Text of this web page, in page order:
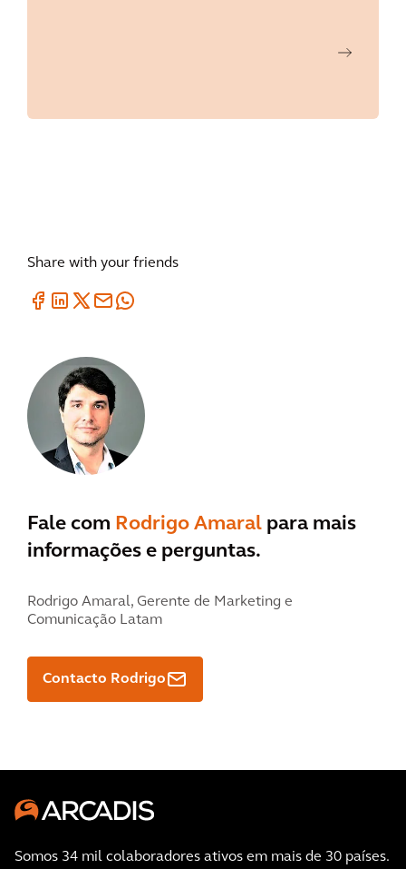
Share with your friends
Fale com Rodrigo Amaral para mais
informações e perguntas.
Rodrigo Amaral, Gerente de Marketing e
Comunicação Latam
Contacto Rodrigo
Somos 34 mil colaboradores ativos em mais de 30 países.